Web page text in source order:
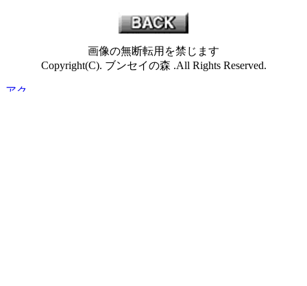
画像の無断転用を禁じます
Copyright(C). ブンセイの森 .All Rights Reserved.